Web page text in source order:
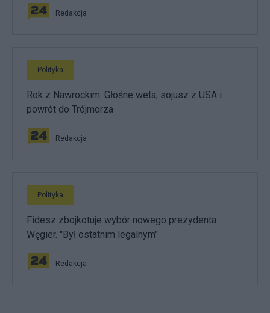
Redakcja
Polityka
Rok z Nawrockim. Głośne weta, sojusz z USA i
powrót do Trójmorza
Redakcja
Polityka
Fidesz zbojkotuje wybór nowego prezydenta
Węgier. "Był ostatnim legalnym"
Redakcja